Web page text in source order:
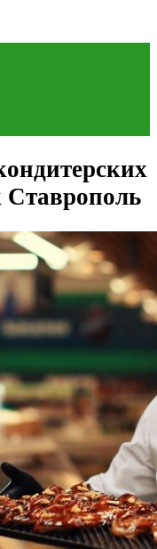
Ставрополь